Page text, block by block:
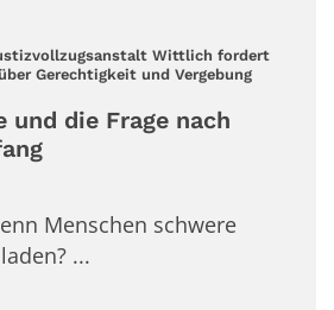
Wittlich fordert
Gerechtigkeit und Vergebung
und die Frage nach
Menschen schwere
...